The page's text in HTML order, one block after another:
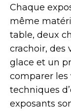
Chaque
même
table, deux
crachoir, des
glace et un
comparer les
techniques
exposants